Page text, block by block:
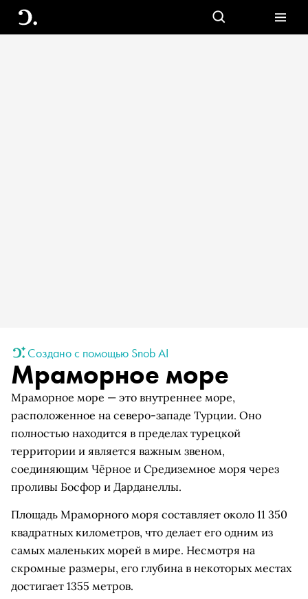
Создано с помощью Snob AI
Мраморное море
Мраморное море — это внутреннее море,
расположенное на северо-западе Турции. Оно
полностью находится в пределах турецкой
территории и является важным звеном,
соединяющим Чёрное и Средиземное моря через
проливы Босфор и Дарданеллы.
Площадь Мраморного моря составляет около 11 350
квадратных километров, что делает его одним из
самых маленьких морей в мире. Несмотря на
скромные размеры, его глубина в некоторых местах
достигает 1355 метров.